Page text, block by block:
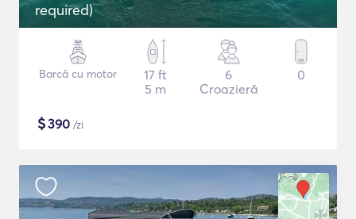
required)
Barcă cu motor
17 ft
5 m
6
Croazieră
0
$390 /zi